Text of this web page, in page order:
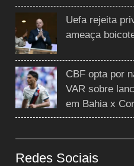
Uefa rejeita
ameaça
CBF opta por
VAR sobre
em Bahia x
Redes Sociais